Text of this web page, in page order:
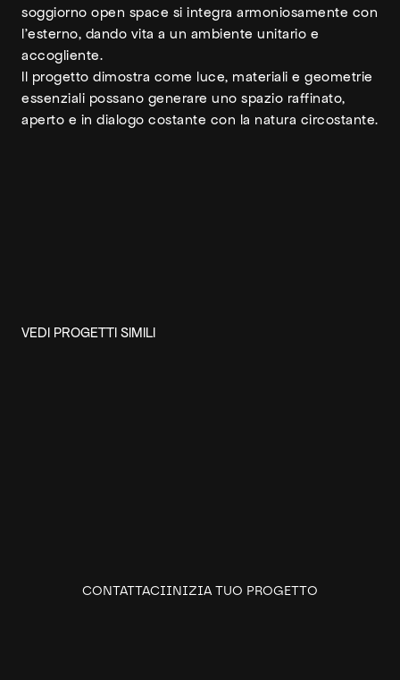
soggiorno open space si integra armoniosamente con
l’esterno, dando vita a un ambiente unitario e
accogliente.
Il progetto dimostra come luce, materiali e geometrie
essenziali possano generare uno spazio raffinato,
aperto e in dialogo costante con la natura circostante.
VEDI PROGETTI SIMILI
CONTATTACIINIZIA TUO PROGETTO